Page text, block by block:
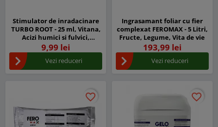
Stimulator de inradacinare
TURBO ROOT - 25 ml, Vitana,
Acizi humici si fulvici,
Aminoacizi liberi, NPK
9,99 lei
Vezi reduceri
Ingrasamant foliar cu fier
complexat FEROMAX - 5 Litri,
Fructe, Legume, Vita de vie
193,99 lei
Vezi reduceri
favorite_border
favorite_border favorite_border
favorite_border